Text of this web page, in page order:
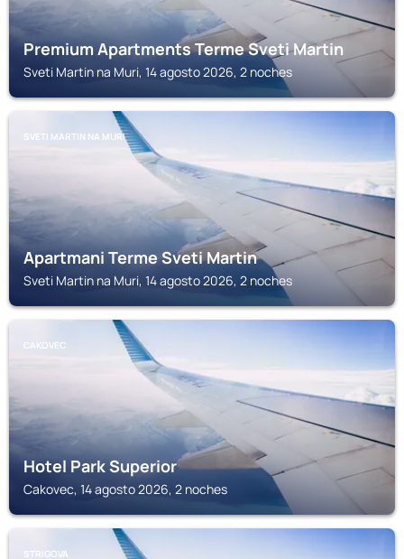
Premium Apartments Terme Sveti Martin
Sveti Martin na Muri, 14 agosto 2026, 2 noches
SVETI MARTIN NA MURI
Apartmani Terme Sveti Martin
Sveti Martin na Muri, 14 agosto 2026, 2 noches
CAKOVEC
Hotel Park Superior
Cakovec, 14 agosto 2026, 2 noches
STRIGOVA